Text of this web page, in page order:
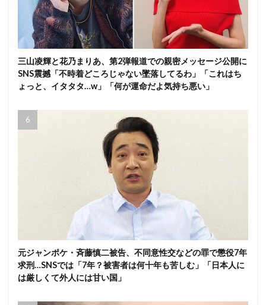
三山凌輝と花乃まりあ、第2弾報道での親密メッセージ公開に
SNS震撼「不時着どころじゃない墜落してるわ」「これはち
ょっと、イタタタ…w」「何が運命だよ気持ち悪い」
元ジャンポケ・斉藤慎二被告、不同意性交などの罪で懲役7年
求刑…SNSでは「7年？被害者は何十年も苦しむ」「日本人に
は厳しくて外人には甘い国」